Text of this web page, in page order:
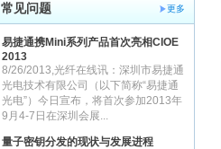
更多
常见问题
易捷通携Mini系列产品首次亮相CIOE
2013
8/26/2013,光纤在线讯：深圳市易捷通
光电技术有限公司（以下简称“易捷通
光电”）今日宣布，将首次参加2013年
9月4-7日在深圳会展...
量子密钥分发的现状与发展进程